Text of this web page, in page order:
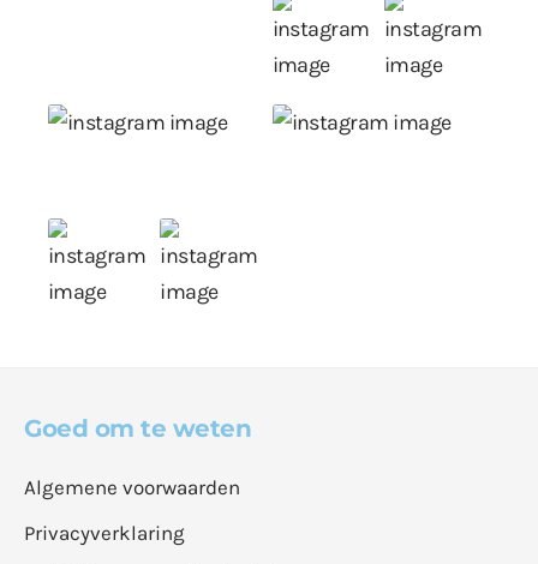
Goed om te weten
Algemene voorwaarden
Privacyverklaring